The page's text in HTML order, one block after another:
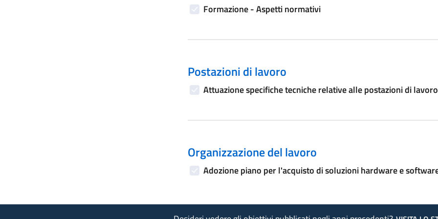
Formazione - Aspetti normativi
Postazioni di lavoro
Attuazione specifiche tecniche relative alle postazioni di lavoro
Organizzazione del lavoro
Adozione piano per l'acquisto di soluzioni hardware e